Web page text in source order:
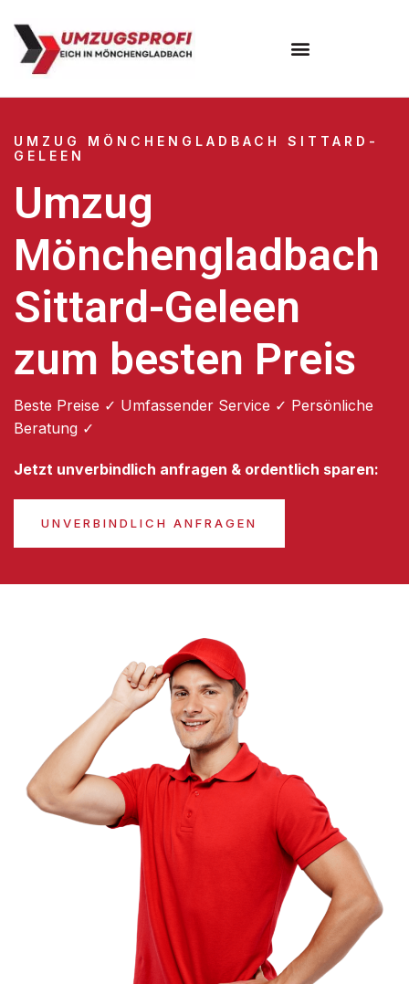
UMZUG MÖNCHENGLADBACH SITTARD-
GELEEN
Umzug
Mönchengladbach
Sittard-Geleen
zum besten Preis
Beste Preise ✓ Umfassender Service ✓ Persönliche
Beratung ✓
Jetzt unverbindlich anfragen & ordentlich sparen:
UNVERBINDLICH ANFRAGEN